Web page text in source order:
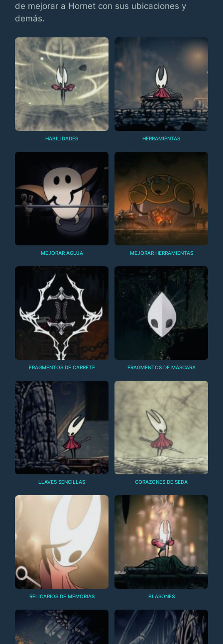
de mejorar a Hornet con sus ubicaciones y
demás.
HABILIDADES HERRAMIENTAS
MEJORAR AGUJA MEJORAR HERRAMIENTAS
FRAGMENTOS DE CARRETE FRAGMENTOS DE MÁSCARA
LLAVES SENCILLAS CORAZONES DE SEDA
RELICARIOS DE MEMORIAS BLASONES